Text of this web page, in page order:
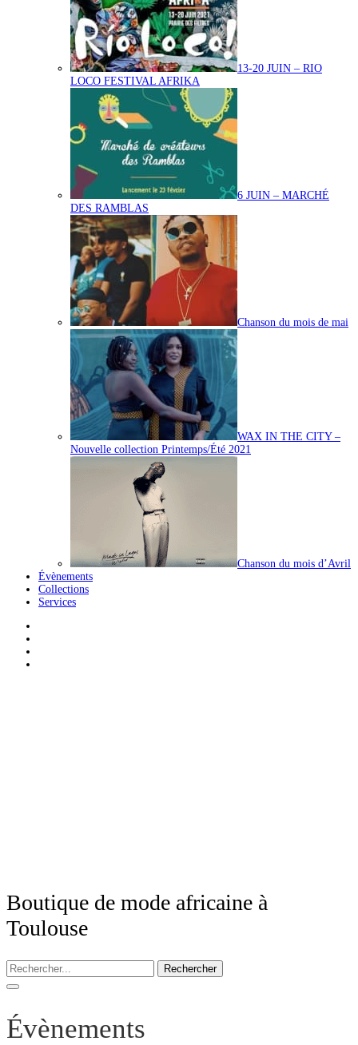
13-20 JUIN – RIO
LOCO FESTIVAL AFRIKA
6 JUIN – MARCHÉ
DES RAMBLAS
Chanson du mois de mai
WAX IN THE CITY –
Nouvelle collection Printemps/Été 2021
Chanson du mois d’Avril
Évènements
Collections
Services
Boutique de mode africaine à
Toulouse
Rechercher
Évènements